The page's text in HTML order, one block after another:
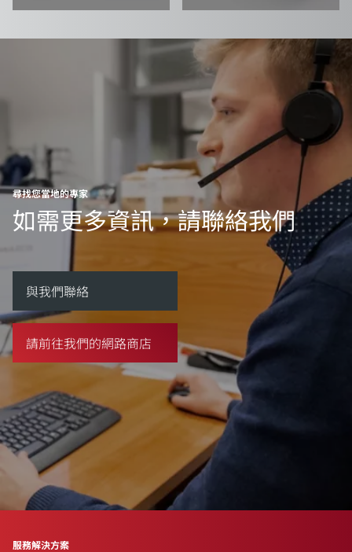
尋找您當地的專家
如需更多資訊，請聯絡我們
與我們聯絡
請前往我們的網路商店
服務解決方案